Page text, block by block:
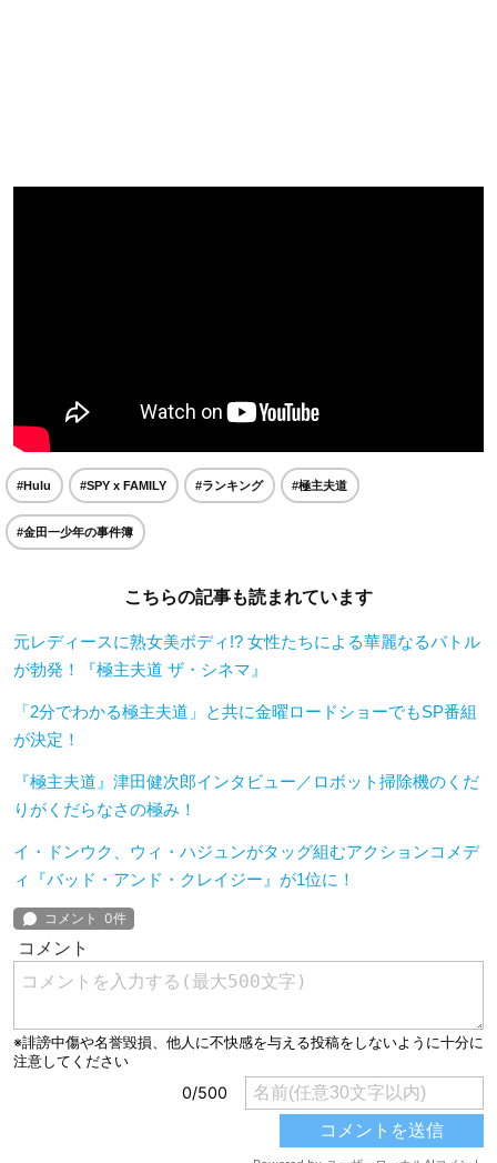
#Hulu #SPY x FAMILY #ランキング #極主夫道
#金田一少年の事件簿
こちらの記事も読まれています
元レディースに熟女美ボディ!? 女性たちによる華麗なるバトル
が勃発！『極主夫道 ザ・シネマ』
「2分でわかる極主夫道」と共に金曜ロードショーでもSP番組
が決定！
『極主夫道』津田健次郎インタビュー／ロボット掃除機のくだ
りがくだらなさの極み！
イ・ドンウク、ウィ・ハジュンがタッグ組むアクションコメデ
ィ『バッド・アンド・クレイジー』が1位に！